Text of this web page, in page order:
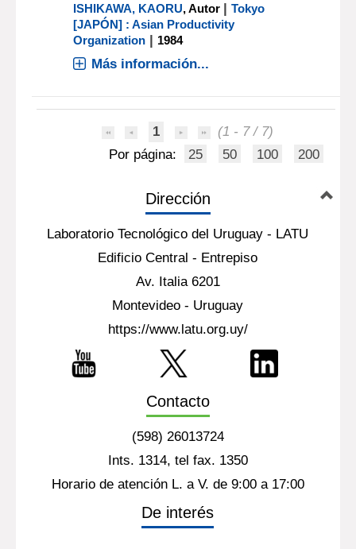
ISHIKAWA, KAORU, Autor |Tokyo
[JAPÓN] : Asian Productivity
Organization | 1984
Más información...
1
(1 - 7 / 7)
Por página:
25 50 100 200
Dirección
Laboratorio Tecnológico del Uruguay - LATU
Edificio Central - Entrepiso
Av. Italia 6201
Montevideo - Uruguay
https://www.latu.org.uy/
Contacto
(598) 26013724
Ints. 1314, tel fax. 1350
Horario de atención L. a V. de 9:00 a 17:00
De interés